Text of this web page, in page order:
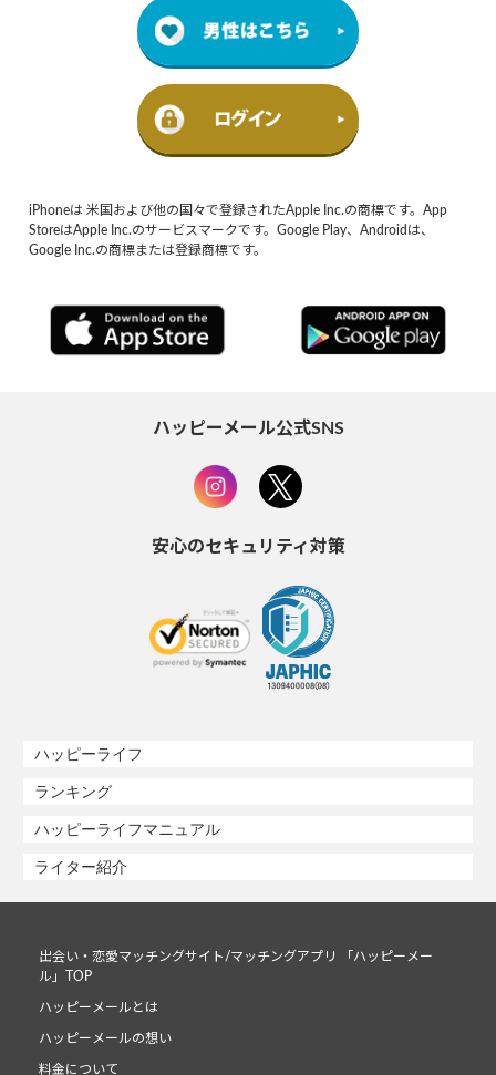
iPhoneは 米国および他の国々で登録されたApple Inc.の商標です。App
StoreはApple Inc.のサービスマークです。Google Play、Androidは、
Google Inc.の商標または登録商標です。
ハッピーメール公式SNS
安心のセキュリティ対策
ハッピーライフ
ランキング
ハッピーライフマニュアル
ライター紹介
出会い・恋愛マッチングサイト/マッチングアプリ 「ハッピーメー
ル」TOP
ハッピーメールとは
ハッピーメールの想い
料金について